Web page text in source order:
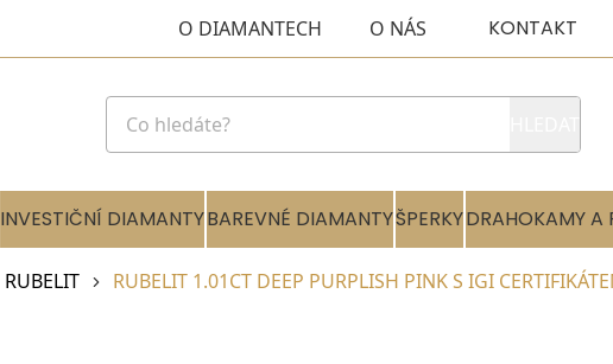
O DIAMANTECH O NÁS KONTAKT
INVESTIČNÍ DIAMANTYBAREVNÉ DIAMANTYŠPERKYDRAHOKAMY A
RUBELIT RUBELIT 1.01CT DEEP PURPLISH PINK S IGI